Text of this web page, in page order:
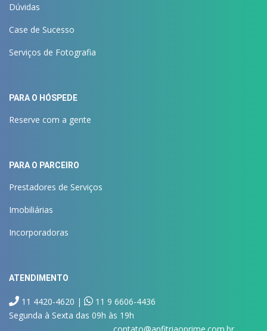
Dúvidas
Case de Sucesso
Serviços de Fotografia
PARA O HÓSPEDE
Reserve com a gente
PARA O PARCEIRO
Prestadores de Serviços
Imobiliárias
Incorporadoras
ATENDIMENTO
11 4420-4620 |
11 9 6606-4436
Segunda à Sexta das 09h às 19h
contato@anfitriaoprime.com.br